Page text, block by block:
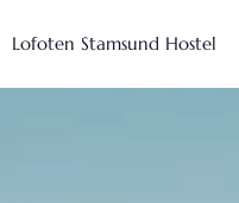
Lofoten Stamsund Hostel